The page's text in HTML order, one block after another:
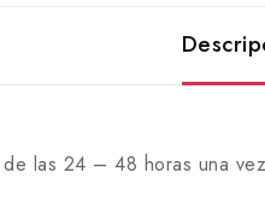
las 24 – 48 horas una